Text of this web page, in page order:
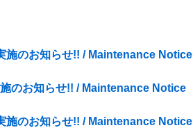
施のお知らせ!! / Maintenance Notice
のお知らせ!! / Maintenance Notice
施のお知らせ!! / Maintenance Notice